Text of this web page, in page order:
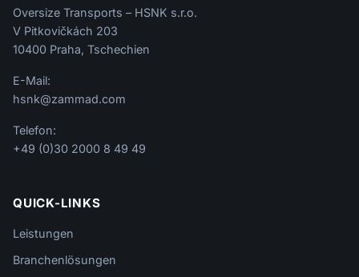
Oversize Transports – HSNK s.r.o.
V Pitkovičkách 203
10400 Praha, Tschechien
E-Mail:
hsnk@zammad.com
Telefon:
+49 (0)30 2000 8 49 49
QUICK-LINKS
Leistungen
Branchenlösungen